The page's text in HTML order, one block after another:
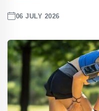
06 JULY 2026